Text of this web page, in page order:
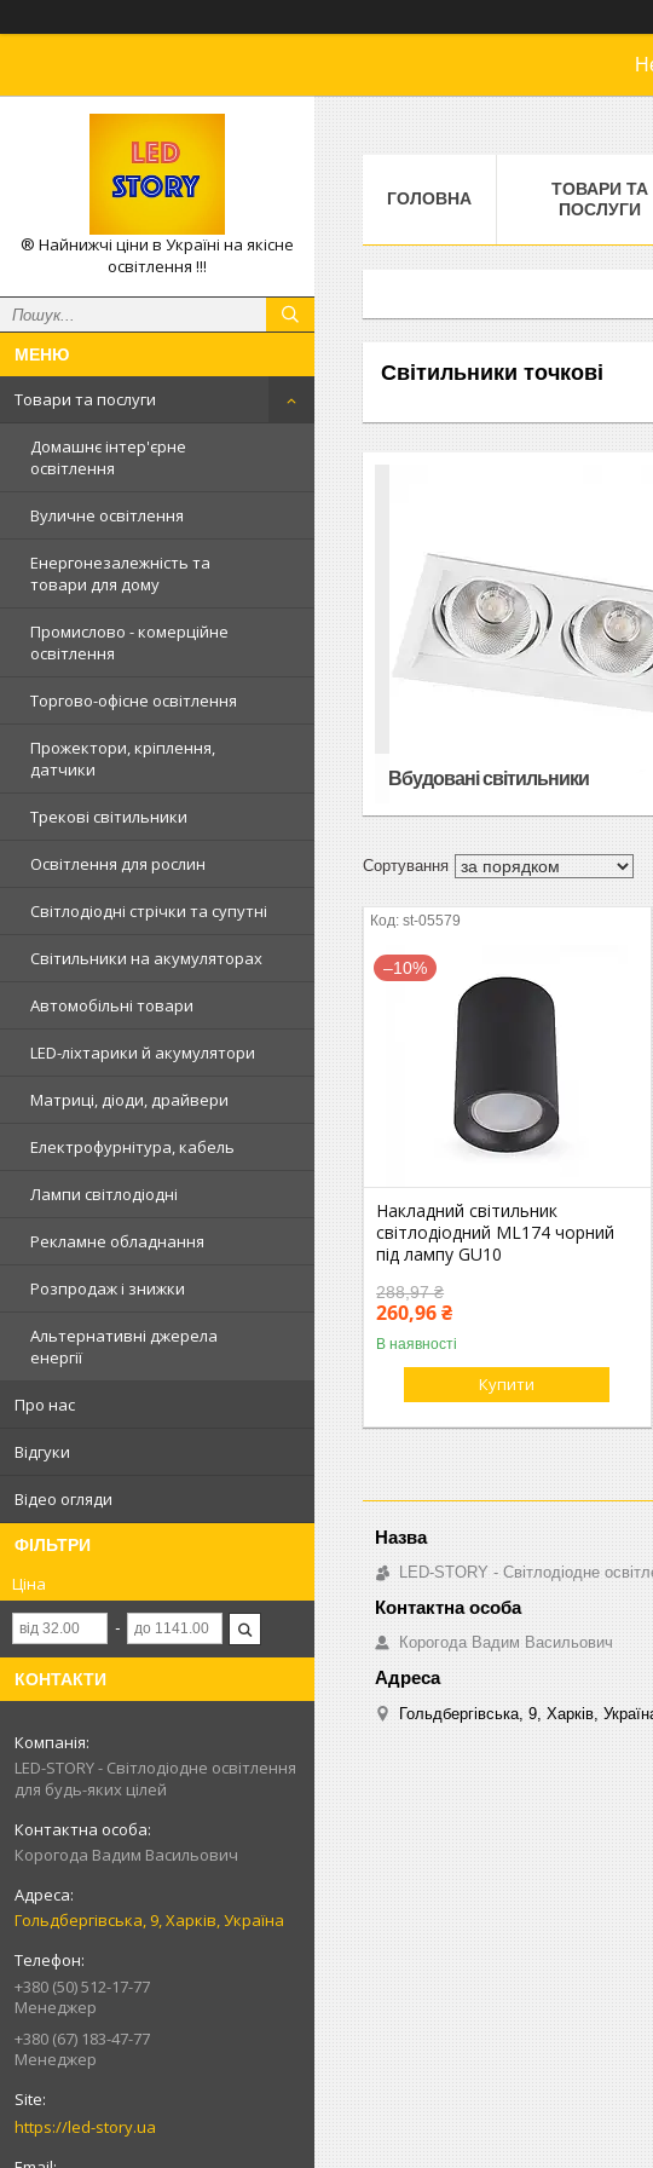
® Найнижчі ціни в Україні на якісне
освітлення !!!
Товари та послуги
Домашнє інтер'єрне
освітлення
Вуличне освітлення
Енергонезалежність та
товари для дому
Промислово - комерційне
освітлення
Торгово-офісне освітлення
Прожектори, кріплення,
датчики
Трекові світильники
Освітлення для рослин
Світлодіодні стрічки та супутні
Світильники на акумуляторах
Автомобільні товари
LED-ліхтарики й акумулятори
Матриці, діоди, драйвери
Електрофурнітура, кабель
Лампи світлодіодні
Рекламне обладнання
Розпродаж і знижки
Альтернативні джерела
енергії
Про нас
Відгуки
Відео огляди
ФІЛЬТРИ
Ціна
КОНТАКТИ
LED-STORY - Світлодіодне освітлення
для будь-яких цілей
Корогода Вадим Васильович
Гольдбергівська, 9, Харків, Україна
+380 (50) 512-17-77
Менеджер
+380 (67) 183-47-77
Менеджер
https://led-story.ua
ГОЛОВНА
ТОВАРИ ТА
ПОСЛУГИ
Світильники точкові
Вбудовані світильники
st-05579
–10%
Накладний світильник
світлодіодний ML174 чорний
під лампу GU10
288,97 ₴
260,96 ₴
В наявності
Купити
LED-STORY - Світлодіодне
Корогода Вадим Васильович
Гольдбергівська, 9, Харків,